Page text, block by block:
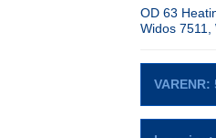
OD 63
Widos
VARENR: